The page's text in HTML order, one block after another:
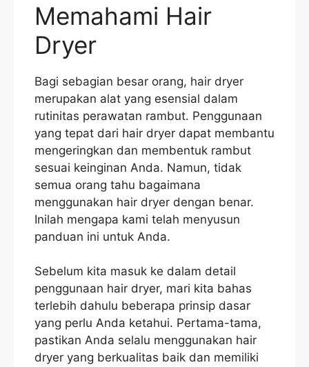
Memahami Hair
Dryer
Bagi sebagian besar orang, hair dryer
merupakan alat yang esensial dalam
rutinitas perawatan rambut. Penggunaan
yang tepat dari hair dryer dapat membantu
mengeringkan dan membentuk rambut
sesuai keinginan Anda. Namun, tidak
semua orang tahu bagaimana
menggunakan hair dryer dengan benar.
Inilah mengapa kami telah menyusun
panduan ini untuk Anda.
Sebelum kita masuk ke dalam detail
penggunaan hair dryer, mari kita bahas
terlebih dahulu beberapa prinsip dasar
yang perlu Anda ketahui. Pertama-tama,
pastikan Anda selalu menggunakan hair
dryer yang berkualitas baik dan memiliki